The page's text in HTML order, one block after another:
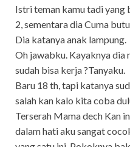
Istri teman kamu tadi yang
2, sementara dia Cuma
Dia katanya anak lampung.
Oh jawabku. Kayaknya dia
sudah bisa kerja ?Tanyaku.
Baru 18 th, tapi katanya
salah kan kalo kita coba
Terserah Mama dech Kan
dalam hati aku sangat